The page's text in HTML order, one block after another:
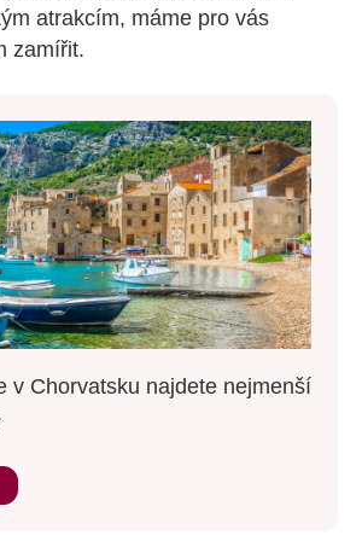
atrakcím, máme pro vás
zamířit.
v Chorvatsku najdete nejmenší